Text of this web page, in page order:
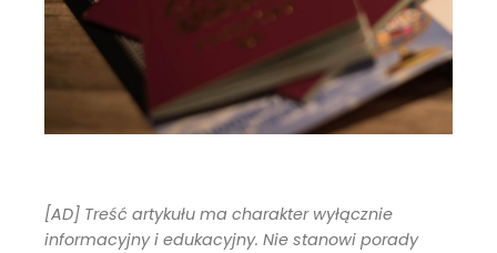
[AD] Treść artykułu ma charakter wyłącznie
informacyjny i edukacyjny. Nie stanowi porady